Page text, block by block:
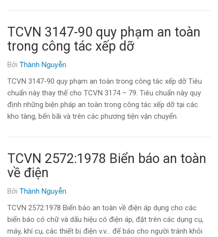
TCVN 3147-90 quy phạm an toàn
trong công tác xếp dỡ
Bởi Thành Nguyễn
TCVN 3147-90 quy phạm an toàn trong công tác xếp dỡ Tiêu
chuẩn này thay thế cho TCVN 3174 – 79. Tiêu chuẩn này quy
định những biện pháp an toàn trong công tác xếp dỡ tại các
kho tàng, bến bãi và trên các phương tiện vận chuyển.
TCVN 2572:1978 Biển báo an toàn
về điện
Bởi Thành Nguyễn
TCVN 2572:1978 Biển báo an toàn về điện áp dụng cho các
biển báo có chữ và dấu hiệu có điện áp, đặt trên các dụng cụ,
máy, khí cụ, các thiết bị điện v.v… để báo cho người tránh khỏi